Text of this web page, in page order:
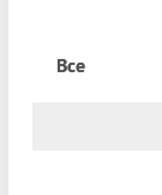
Все